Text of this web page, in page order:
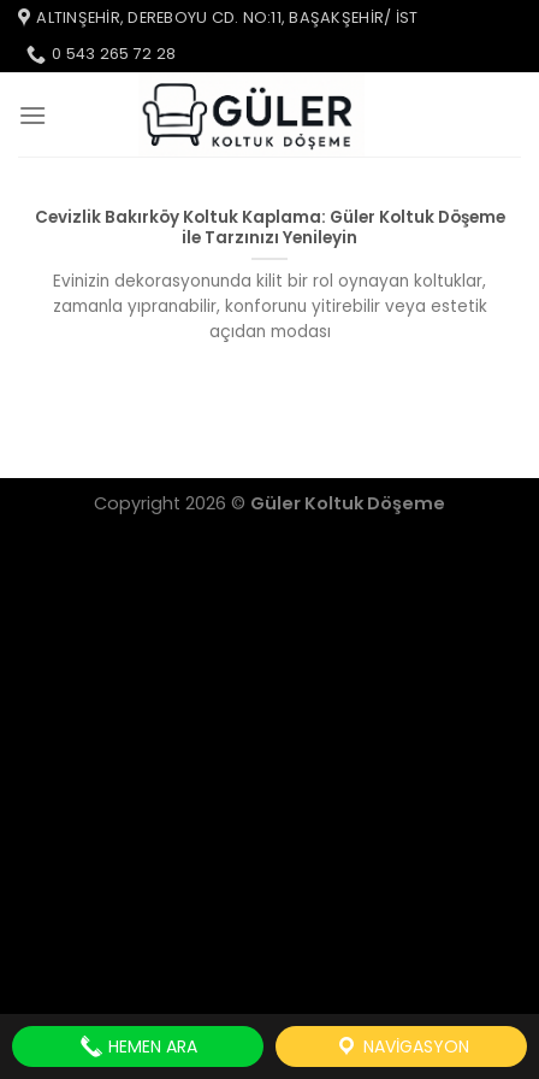
İçeriğe
atla
ALTINŞEHIR, DEREBOYU CD. NO:11, BAŞAKŞEHIR/ IST
0 543 265 72 28
Cevizlik Bakırköy Koltuk Kaplama: Güler Koltuk Döşeme
ile Tarzınızı Yenileyin
Evinizin dekorasyonunda kilit bir rol oynayan koltuklar,
zamanla yıpranabilir, konforunu yitirebilir veya estetik
açıdan modası
Copyright 2026 © Güler Koltuk Döşeme
HEMEN ARA NAVIGASYON